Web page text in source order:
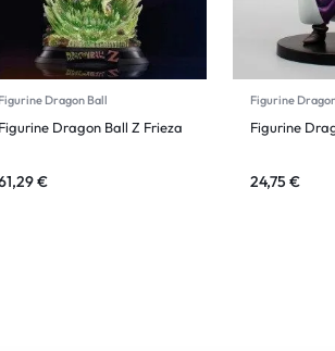
Figurine Dragon Ball
Figurine Dragon Ball Z Frieza
€
Figurine
Figurine
24,75€